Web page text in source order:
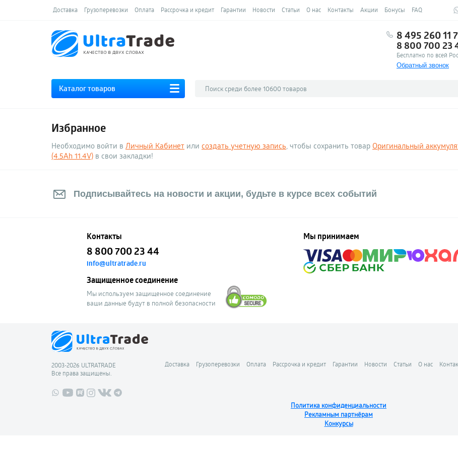
Доставка Грузоперевозки Оплата Рассрочка и кредит Гарантии Новости Статьи О нас Контакты Акции Бонусы FAQ
8 495 260 11
8 800 700 23
Бесплатно по всей
Обратный звонок
Каталог товаров
Избранное
Необходимо войти в Личный Кабинет или создать учетную запись, чтобы сохранить товар Оригинальный
(4.5Ah 11.4V) в свои закладки!
Подписывайтесь на новости и акции, будьте в курсе всех событий
Контакты
8 800 700 23 44
info@ultratrade.ru
Защищенное соединение
Мы используем защищенное соединение
ваши данные будут в полной безопасности
Мы принимаем
Доставка Грузоперевозки Оплата Рассрочка и кредит Гарантии Новости Статьи О нас
2003-2026 ULTRATRADE
Все права защищены.
Политика конфиденциальности
Рекламным партнёрам
Конкурсы